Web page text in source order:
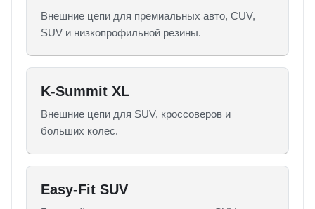
Внешние цепи для премиальных авто, CUV,
SUV и низкопрофильной резины.
K-Summit XL
Внешние цепи для SUV, кроссоверов и
больших колес.
Easy-Fit SUV